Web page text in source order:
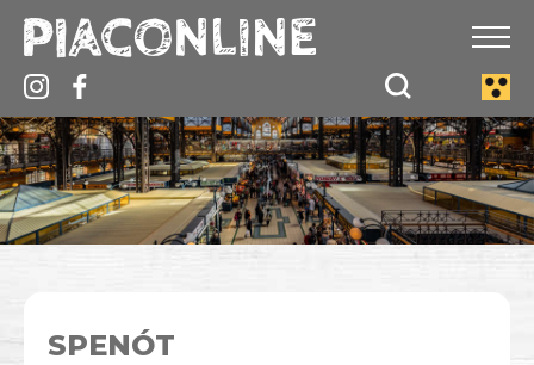
SPENÓT